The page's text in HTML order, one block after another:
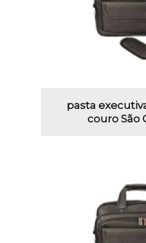
pasta
couro São